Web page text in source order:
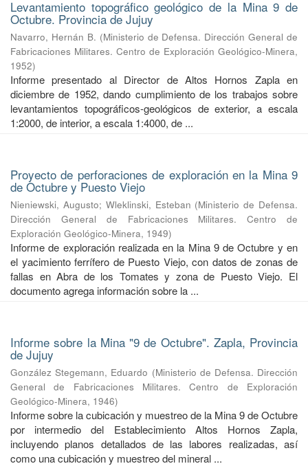
Levantamiento topográfico geológico de la Mina 9 de
Octubre. Provincia de Jujuy
Navarro, Hernán B. (Ministerio de Defensa. Dirección General de
Fabricaciones Militares. Centro de Exploración Geológico-Minera,
1952)
Informe presentado al Director de Altos Hornos Zapla en
diciembre de 1952, dando cumplimiento de los trabajos sobre
levantamientos topográficos-geológicos de exterior, a escala
1:2000, de interior, a escala 1:4000, de ...
Proyecto de perforaciones de exploración en la Mina 9
de Octubre y Puesto Viejo
Nieniewski, Augusto; Wleklinski, Esteban (Ministerio de Defensa.
Dirección General de Fabricaciones Militares. Centro de
Exploración Geológico-Minera, 1949)
Informe de exploración realizada en la Mina 9 de Octubre y en
el yacimiento ferrífero de Puesto Viejo, con datos de zonas de
fallas en Abra de los Tomates y zona de Puesto Viejo. El
documento agrega información sobre la ...
Informe sobre la Mina "9 de Octubre". Zapla, Provincia
de Jujuy
González Stegemann, Eduardo (Ministerio de Defensa. Dirección
General de Fabricaciones Militares. Centro de Exploración
Geológico-Minera, 1946)
Informe sobre la cubicación y muestreo de la Mina 9 de Octubre
por intermedio del Establecimiento Altos Hornos Zapla,
incluyendo planos detallados de las labores realizadas, así
como una cubicación y muestreo del mineral ...